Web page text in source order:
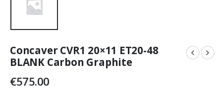
Concaver CVR1 20×11 ET20-48
BLANK Carbon Graphite
€575.00